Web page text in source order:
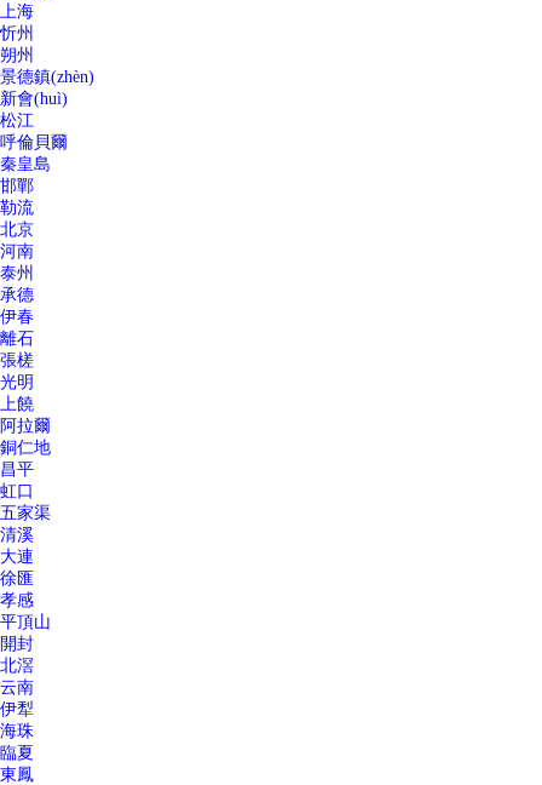
上海
忻州
朔州
景德鎮(zhèn)
新會(huì)
松江
呼倫貝爾
秦皇島
邯鄲
勒流
北京
河南
泰州
承德
伊春
離石
張槎
光明
上饒
阿拉爾
銅仁地
昌平
虹口
五家渠
清溪
大連
徐匯
孝感
平頂山
開封
北滘
云南
伊犁
海珠
臨夏
東鳳